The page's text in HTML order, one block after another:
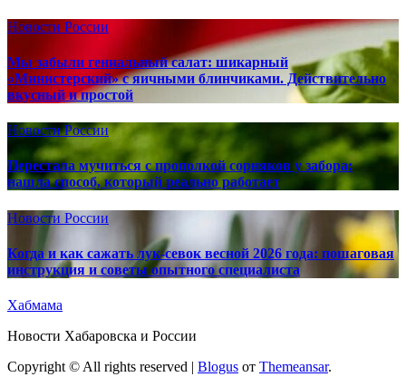
Новости России
Мы забыли гениальный салат: шикарный
«Министерский» с яичными блинчиками. Действительно
вкусный и простой
Новости России
Перестала мучиться с прополкой сорняков у забора:
нашла способ, который реально работает
Новости России
Когда и как сажать лук-севок весной 2026 года: пошаговая
инструкция и советы опытного специалиста
Хабмама
Новости Хабаровска и России
Copyright © All rights reserved | Blogus от Themeansar.